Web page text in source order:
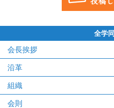
全学
会長挨拶
沿革
組織
会則